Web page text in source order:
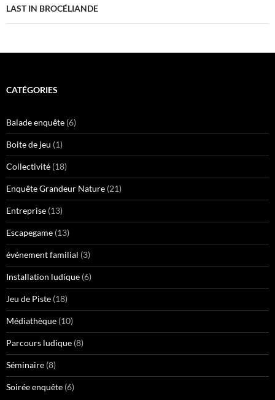
LAST IN BROCÉLIANDE
CATÉGORIES
Balade enquête (6)
Boite de jeu (1)
Collectivité (18)
Enquête Grandeur Nature (21)
Entreprise (13)
Escapegame (13)
événement familial (3)
Installation ludique (6)
Jeu de Piste (18)
Médiathèque (10)
Parcours ludique (8)
Séminaire (8)
Soirée enquête (6)